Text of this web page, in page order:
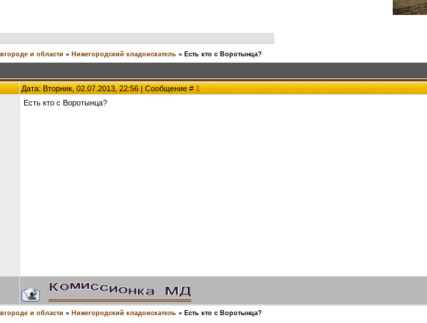
и области » Нижегородский кладоискатель » Есть кто с Воротынца?
Дата: Вторник, 02.07.2013, 22:56 | Сообщение #1
Есть кто с Воротынца?
и области » Нижегородский кладоискатель » Есть кто с Воротынца?